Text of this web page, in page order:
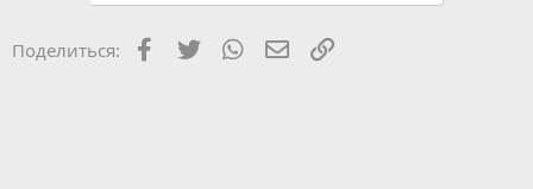
Поделиться: Facebook
TwitterWhatsAppЭлектронная почта
Ссылка